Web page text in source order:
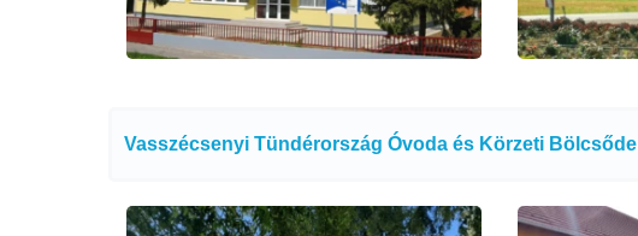
Vasszécsenyi Tündérország Óvoda és Körzeti Bölcsőde